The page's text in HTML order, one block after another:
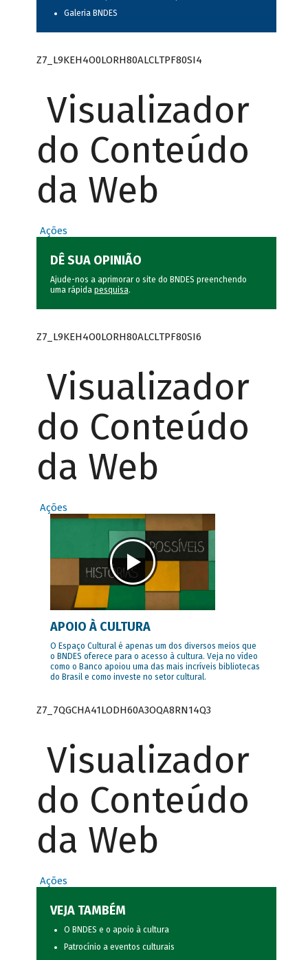
Galeria BNDES
Z7_L9KEH4O0LORH80ALCLTPF80SI4
Visualizador
do Conteúdo
da Web
Ações
DÊ SUA OPINIÃO
Ajude-nos a aprimorar o site do BNDES preenchendo
uma rápida pesquisa.
Z7_L9KEH4O0LORH80ALCLTPF80SI6
Visualizador
do Conteúdo
da Web
Ações
APOIO À CULTURA
O Espaço Cultural é apenas um dos diversos meios que
o BNDES oferece para o acesso à cultura. Veja no vídeo
como o Banco apoiou uma das mais incríveis bibliotecas
do Brasil e como investe no setor cultural.
Z7_7QGCHA41LODH60A3OQA8RN14Q3
Visualizador
do Conteúdo
da Web
Ações
VEJA TAMBÉM
O BNDES e o apoio à cultura
Patrocínio a eventos culturais